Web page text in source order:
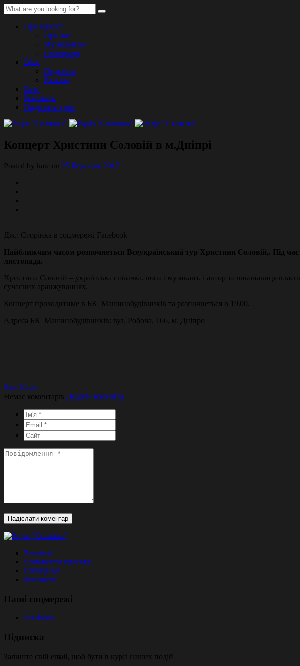
Про проект
Про нас
Музикантам
Співпраця
Ефір
Подкасти
Розклад
Блог
Контакти
Надіслати трек
Концерт Христини Соловій в м.Дніпрі
Posted by kate on 25 Вересня, 2017
Дж.: Сторінка в соцмережі Facebook
Найближчим часом розпочнеться Всеукраїнський тур Христини Соловій,. Під
листопада.
Христина Соловій – українська співачка, вона і музикант, і автор та виконавиця
сучасних аранжуваннях.
Концерт проходитиме в БК Машинобудівників та розпочнеться о 19.00.
Адреса БК Машинобудівників: вул. Робоча, 166, м. Дніпро
Prev Next
Немає коментарів Додати коментар
Вакансії
Допомогти проекту
Співпраця
Контакти
Наші соцмережі
Facebook
Підписка
Залиште свій email, щоб бути в курсі наших подій